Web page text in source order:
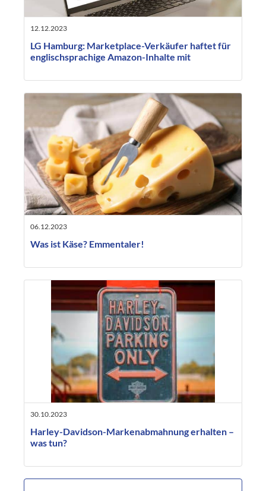
12.12.2023
LG Hamburg: Marketplace-Verkäufer haftet für
englischsprachige Amazon-Inhalte mit
06.12.2023
Was ist Käse? Emmentaler!
30.10.2023
Harley-Davidson-Markenabmahnung erhalten –
was tun?